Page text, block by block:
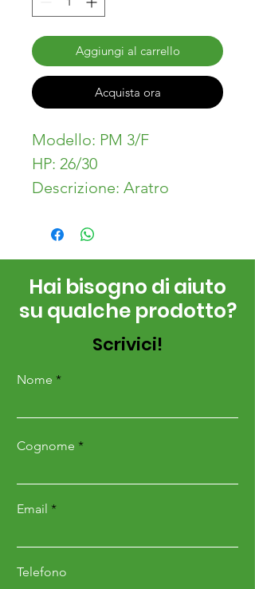
Aggiungi al carrello
Acquista ora
Modello: PM 3/F
HP: 26/30
Descrizione: Aratro
h (cm): 26
h (cm): 28
Peso (kg): 110
Hai bisogno di aiuto
su qualche prodotto?
Scrivici!
Nome
Cognome
Email
Telefono